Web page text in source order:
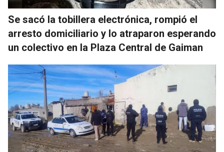
Se sacó la tobillera electrónica, rompió el
arresto domiciliario y lo atraparon esperando
un colectivo en la Plaza Central de Gaiman